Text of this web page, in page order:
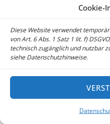
Cookie-
Diese Website verwendet
von Art. 6 Abs. 1 Satz 1 lit. f)
technisch zugänglich und nutzbar
siehe Datenschutzhinweise.